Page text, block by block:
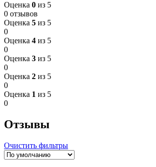
Оценка 0 из 5
0 отзывов
Оценка 5 из 5
0
Оценка 4 из 5
0
Оценка 3 из 5
0
Оценка 2 из 5
0
Оценка 1 из 5
0
Отзывы
Очистить фильтры